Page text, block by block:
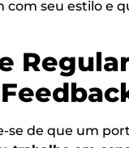
com seu estilo e
se de que um